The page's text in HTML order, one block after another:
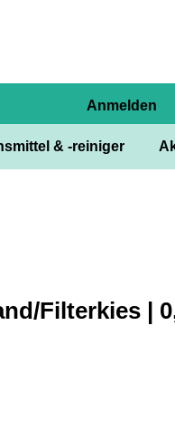
Anmelden
& -reiniger
Filterkies |